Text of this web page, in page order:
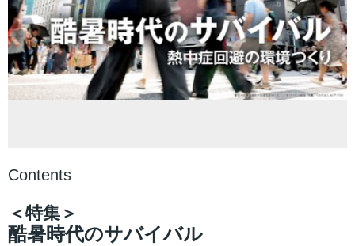
Contents
＜特集＞
酷暑時代のサバイバル